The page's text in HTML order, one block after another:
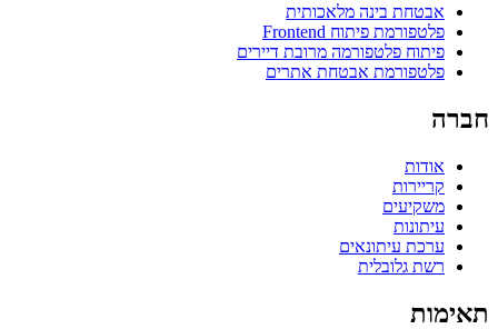
אבטחת בינה מלאכותית
פלטפורמת פיתוח Frontend
פיתוח פלטפורמה מרובת דיירים
פלטפורמת אבטחת אתרים
חברה
אודות
קריירות
משקיעים
עיתונות
ערכת עיתונאים
רשת גלובלית
תאימות